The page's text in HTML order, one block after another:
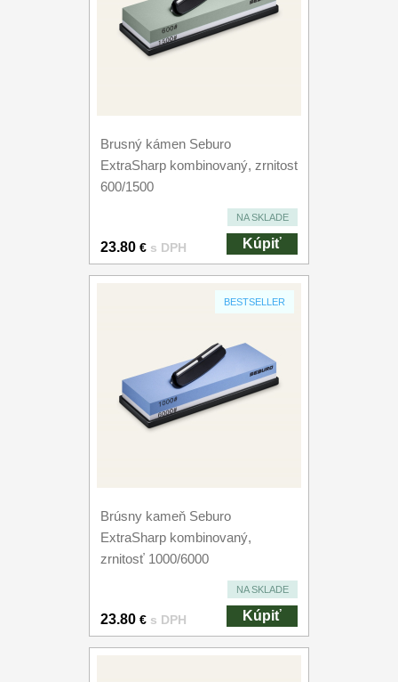
Brusný kámen Seburo
ExtraSharp kombinovaný, zrnitost
600/1500
NA SKLADE
23.80 € s DPH Kúpiť
BESTSELLER
Brúsny kameň Seburo
ExtraSharp kombinovaný,
zrnitosť 1000/6000
NA SKLADE
23.80 € s DPH Kúpiť